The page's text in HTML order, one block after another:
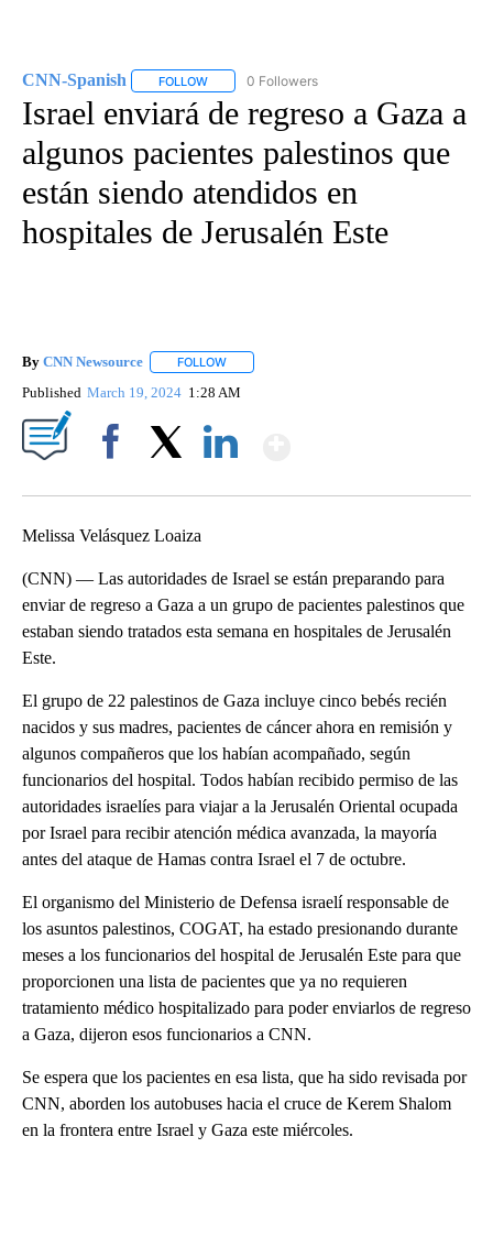
CNN-Spanish FOLLOW FOLLOW "CNN-SPANISH" TO RECEIVE
0 Followers
Israel enviará de regreso a Gaza a
algunos pacientes palestinos que
están siendo atendidos en
hospitales de Jerusalén Este
By CNN Newsource FOLLOW
Published March 19, 2024 1:28 AM
Melissa Velásquez Loaiza
(CNN) — Las autoridades de Israel se están preparando para
enviar de regreso a Gaza a un grupo de pacientes palestinos que
estaban siendo tratados esta semana en hospitales de Jerusalén
Este.
El grupo de 22 palestinos de Gaza incluye cinco bebés recién
nacidos y sus madres, pacientes de cáncer ahora en remisión y
algunos compañeros que los habían acompañado, según
funcionarios del hospital. Todos habían recibido permiso de las
autoridades israelíes para viajar a la Jerusalén Oriental ocupada
por Israel para recibir atención médica avanzada, la mayoría
antes del ataque de Hamas contra Israel el 7 de octubre.
El organismo del Ministerio de Defensa israelí responsable de
los asuntos palestinos, COGAT, ha estado presionando durante
meses a los funcionarios del hospital de Jerusalén Este para que
proporcionen una lista de pacientes que ya no requieren
tratamiento médico hospitalizado para poder enviarlos de regreso
a Gaza, dijeron esos funcionarios a CNN.
Se espera que los pacientes en esa lista, que ha sido revisada por
CNN, aborden los autobuses hacia el cruce de Kerem Shalom
en la frontera entre Israel y Gaza este miércoles.